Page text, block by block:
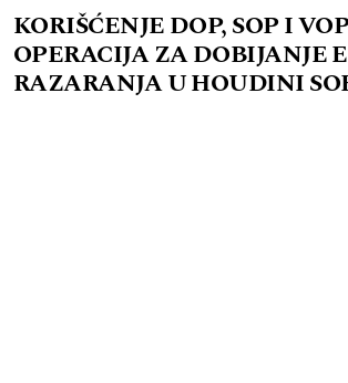
KORIŠĆENJE DOP, SOP I
OPERACIJA ZA DOBIJANJE
RAZARANJA U HOUDINI